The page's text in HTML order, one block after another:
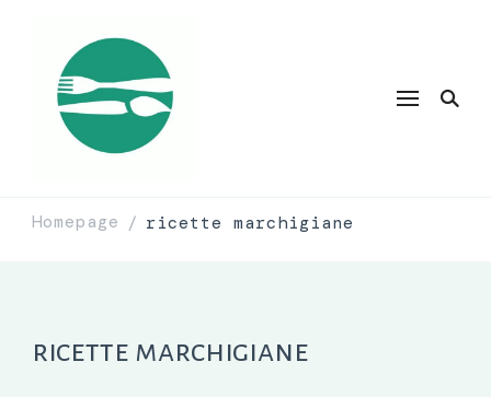
Homepage / ricette marchigiane
ricette marchigiane